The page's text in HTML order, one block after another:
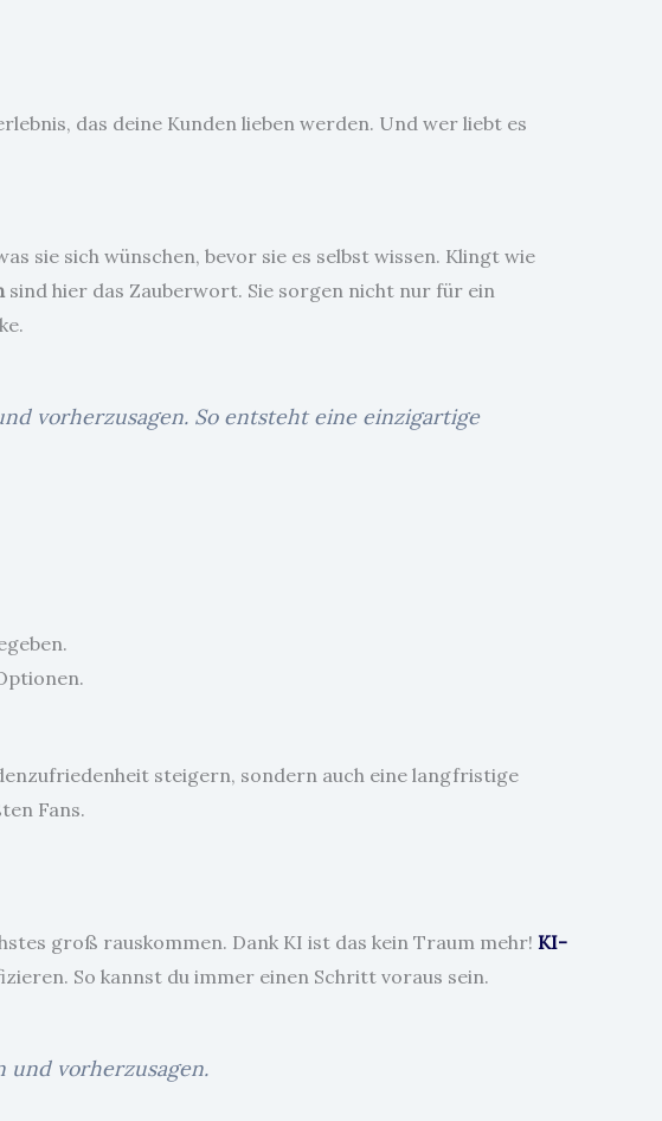
das deine Kunden lieben werden. Und wer liebt es
sie sich wünschen, bevor sie es selbst wissen. Klingt wie
sind hier das Zauberwort. Sie sorgen nicht nur für ein
vorherzusagen. So entsteht eine einzigartige
steigern, sondern auch eine langfristige
Fans.
groß rauskommen. Dank KI ist das kein Traum mehr! KI-
So kannst du immer einen Schritt voraus sein.
und vorherzusagen.